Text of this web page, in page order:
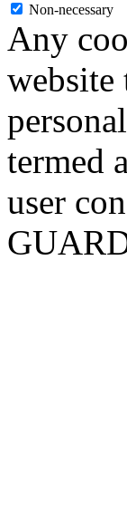
Non-necessary
Any
website
termed
user